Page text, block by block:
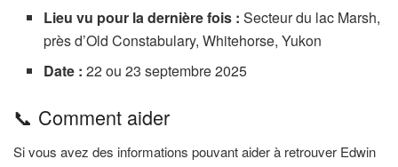
Lieu vu pour la dernière fois : Secteur du lac Marsh,
près d’Old Constabulary, Whitehorse, Yukon
Date : 22 ou 23 septembre 2025
📞 Comment aider
Si vous avez des informations pouvant aider à retrouver Edwin